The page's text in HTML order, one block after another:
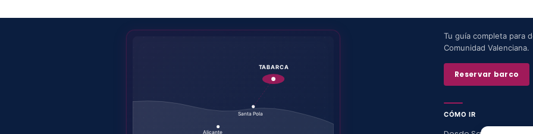
TABARCA
Santa Pola
Alicante
Tu guía completa para
Comunidad Valenciana.
Reservar barco
CÓMO IR